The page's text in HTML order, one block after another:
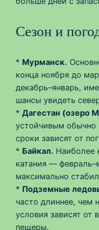
Сезон и
* Мурманск.
конца ноября до
декабрь–январь,
шансы увидеть
* Дагестан (озеро
устойчивым обычно
сроки зависят от
* Байкал. Наиболее
катания —
максимально
* Подземные
часто длиннее, чем
условия зависят от
пещеры.